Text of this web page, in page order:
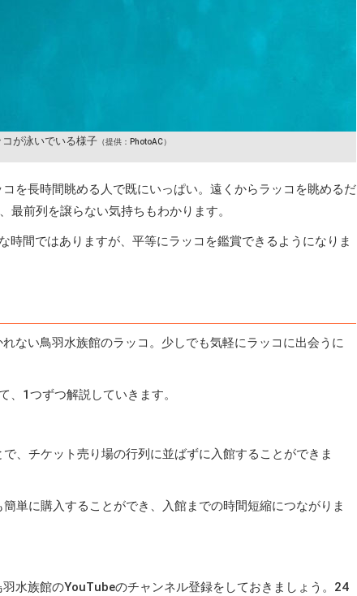
コが泳いでいる様子 （提供：PhotoAC）
を長時間眺める人で既にいっぱい。遠くからラッコを眺めるだ
最前列を譲らない気持ちもわかります。
時間ではありますが、平等にラッコを鑑賞できるようになりま
ない鳥羽水族館のラッコ。少しでも気軽にラッコに出会うに
、1つずつ解説していきます。
、チケット売り場の行列に並ばずに入館することができま
単に購入することができ、入館までの時間短縮につながりま
水族館のYouTubeのチャンネル登録をしておきましょう。24